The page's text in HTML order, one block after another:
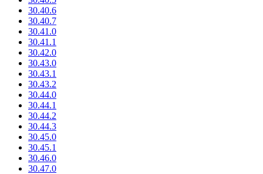
30.40.6
30.40.7
30.41.0
30.41.1
30.42.0
30.43.0
30.43.1
30.43.2
30.44.0
30.44.1
30.44.2
30.44.3
30.45.0
30.45.1
30.46.0
30.47.0